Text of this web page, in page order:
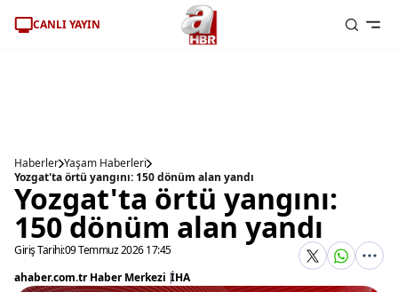
CANLI YAYIN
Haberler Yaşam Haberleri
Yozgat'ta örtü yangını: 150 dönüm alan yandı
Yozgat'ta örtü yangını:
150 dönüm alan yandı
Giriş Tarihi:09 Temmuz 2026 17:45
ahaber.com.tr Haber Merkezi |İHA